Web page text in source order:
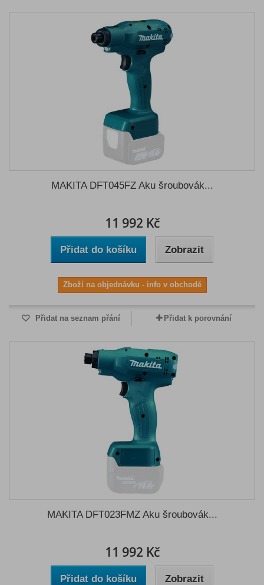
MAKITA DFT045FZ Aku šroubovák...
11 992 Kč
Přidat do košíku Zobrazit
Zboží na objednávku - info v obchodě
Přidat na seznam přání Přidat k porovnání
MAKITA DFT023FMZ Aku šroubovák...
11 992 Kč
Přidat do košíku Zobrazit